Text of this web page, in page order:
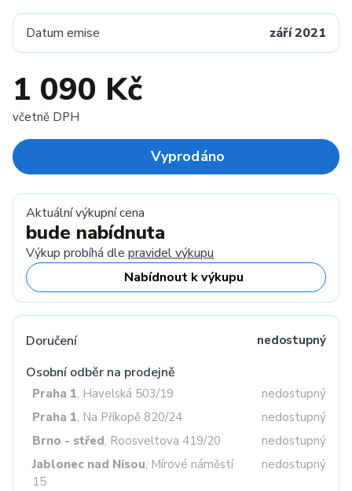
Datum emise září 2021
1 090 Kč
včetně DPH
Vyprodáno
Aktuální výkupní cena
bude nabídnuta
Výkup probíhá dle pravidel výkupu
Nabídnout k výkupu
Doručení nedostupný
Osobní odběr na prodejně
Praha 1, Havelská 503/19
nedostupný
Praha 1, Na Příkopě 820/24
nedostupný
Brno - střed, Roosveltova 419/20
nedostupný
Jablonec nad Nisou, Mírové náměstí
15
nedostupný